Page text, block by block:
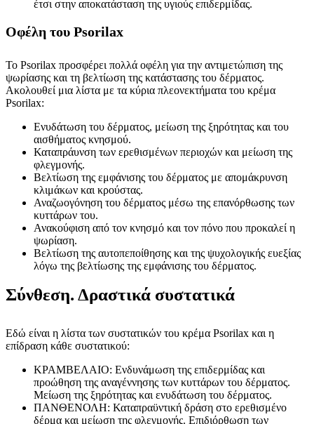
έτσι στην αποκατάσταση της υγιούς επιδερμίδας.
Οφέλη του Psorilax
Το Psorilax προσφέρει πολλά οφέλη για την αντιμετώπιση της
ψωρίασης και τη βελτίωση της κατάστασης του δέρματος.
Ακολουθεί μια λίστα με τα κύρια πλεονεκτήματα του κρέμα
Psorilax:
Ενυδάτωση του δέρματος, μείωση της ξηρότητας και του
αισθήματος κνησμού.
Καταπράυνση των ερεθισμένων περιοχών και μείωση της
φλεγμονής.
Βελτίωση της εμφάνισης του δέρματος με απομάκρυνση
κλιμάκων και κρούστας.
Αναζωογόνηση του δέρματος μέσω της επανόρθωσης των
κυττάρων του.
Ανακούφιση από τον κνησμό και τον πόνο που προκαλεί η
ψωρίαση.
Βελτίωση της αυτοπεποίθησης και της ψυχολογικής ευεξίας
λόγω της βελτίωσης της εμφάνισης του δέρματος.
Σύνθεση. Δραστικά συστατικά
Εδώ είναι η λίστα των συστατικών του κρέμα Psorilax και η
επίδραση κάθε συστατικού:
ΚΡΑΜΒΕΛΑΙΟ: Ενδυνάμωση της επιδερμίδας και
προώθηση της αναγέννησης των κυττάρων του δέρματος.
Μείωση της ξηρότητας και ενυδάτωση του δέρματος.
ΠΑΝΘΕΝΟΛΗ: Καταπραϋντική δράση στο ερεθισμένο
δέρμα και μείωση της φλεγμονής. Επιδιόρθωση των